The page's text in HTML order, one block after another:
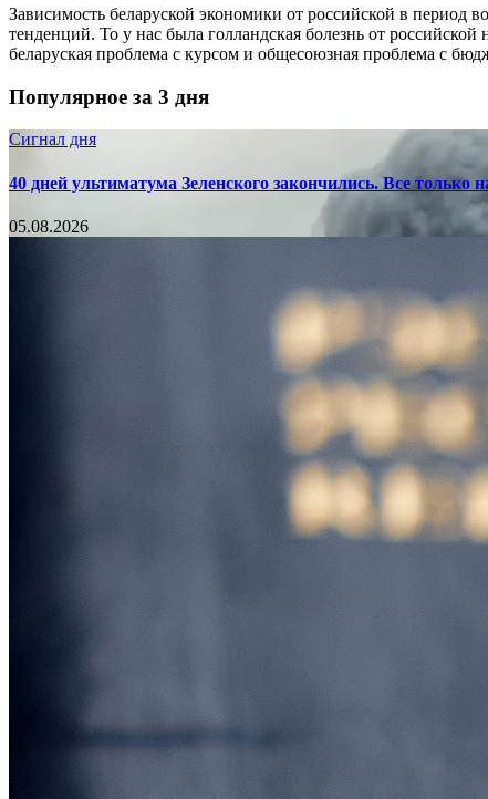
Зависимость беларуской экономики от российской в период
тенденций. То у нас была голландская болезнь от
беларуская проблема с курсом и общесоюзная проблема с
Популярное за 3 дня
Сигнал дня
40 дней ультиматума Зеленского закончились. Все только
05.08.2026